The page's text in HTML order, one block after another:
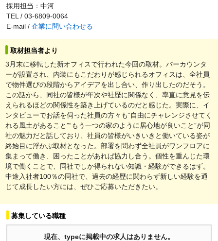
採用担当：中河
TEL / 03-6809-0064
E-mail / 企業に問い合わせる
取材担当者より
3月末に移転した新オフィスで行われた今回の取材。バーカウンタ
ーが設置され、内装にもこだわりが感じられるオフィスは、全社員
で物件選びの段階からアイデアを出し合い、作り出したのだそう。
この話から、同社の皆様が年次や社歴に関係なく、率直に意見を伝
えられるほどの関係性を築き上げているのだと感じた。実際に、イ
ンタビューでお話を伺った社員の方々も“自由にチャレンジさせてく
れる風土があること”“もう一つの家のように居心地が良いこと”が同
社の魅力だと話しており、社員の皆様がいきいきと働いている姿が
終始目に浮かぶ取材となった。部署を問わず全社員がワンフロアに
集まって働き、困ったことがあれば協力し合う。個性を重んじた環
境で働くことで、同社でしか得られない知識・経験ができるはず。
中途入社者100％の同社で、過去の経歴に関わらず新しい経験を通
じて成長したい方には、ぜひご応募いただきたい。
募集している職種
現在、typeに掲載中の求人はありません。